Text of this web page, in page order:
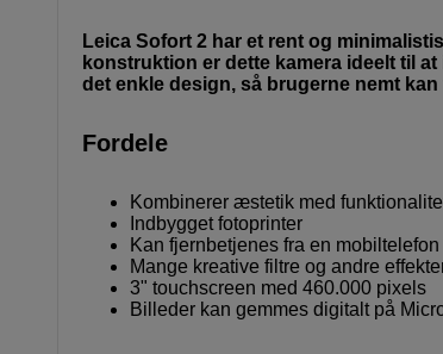
Leica Sofort 2 har et rent og
konstruktion er dette kamera ideelt til
det enkle design, så brugerne nemt
Fordele
Kombinerer æstetik med
Indbygget fotoprinter
Kan fjernbetjenes fra en
Mange kreative filtre og andre
3" touchscreen med 460.000 pixels
Billeder kan gemmes digitalt på